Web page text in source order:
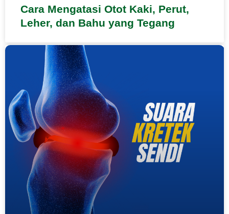
Cara Mengatasi Otot Kaki, Perut,
Leher, dan Bahu yang Tegang